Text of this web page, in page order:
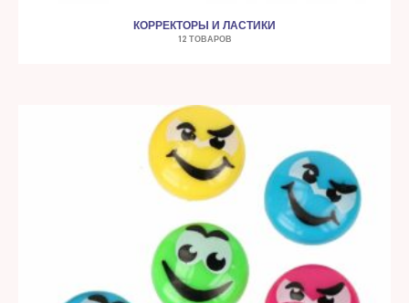
КОРРЕКТОРЫ И ЛАСТИКИ
12 ТОВАРОВ